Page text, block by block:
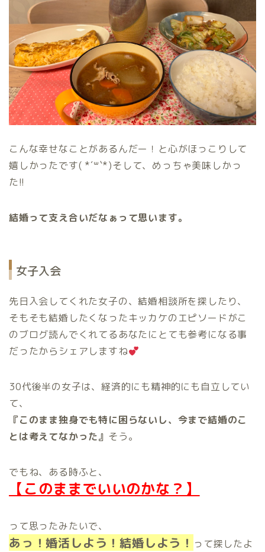
こんな幸せなことがあるんだー！と心がほっこりして
嬉しかったです( *´꒳`*)そして、めっちゃ美味しかっ
た!!
結婚って支え合いだなぁって思います。
女子入会
先日入会してくれた女子の、結婚相談所を探したり、
そもそも結婚したくなったキッカケのエピソードがこ
のブログ読んでくれてるあなたにとても参考になる事
だったからシェアしますね
30代後半の女子は、経済的にも精神的にも自立してい
て、
『このまま独身でも特に困らないし、今まで結婚のこ
とは考えてなかった』 そう。
でもね、ある時ふと、
【このままでいいのかな？】
って思ったみたいで、
あっ！婚活しよう！結婚しよう！ って探したよ